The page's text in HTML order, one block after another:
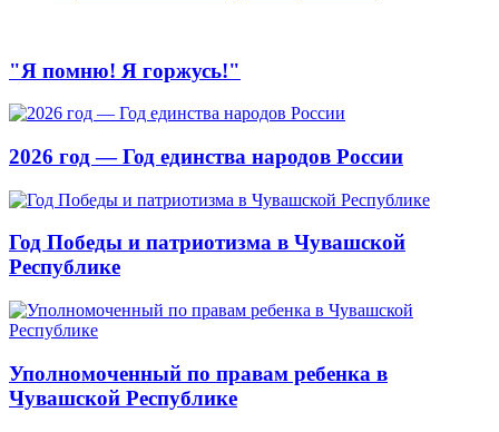
"Я помню! Я горжусь!"
2026 год — Год единства народов России
Год Победы и патриотизма в Чувашской
Республике
Уполномоченный по правам ребенка в
Чувашской Республике